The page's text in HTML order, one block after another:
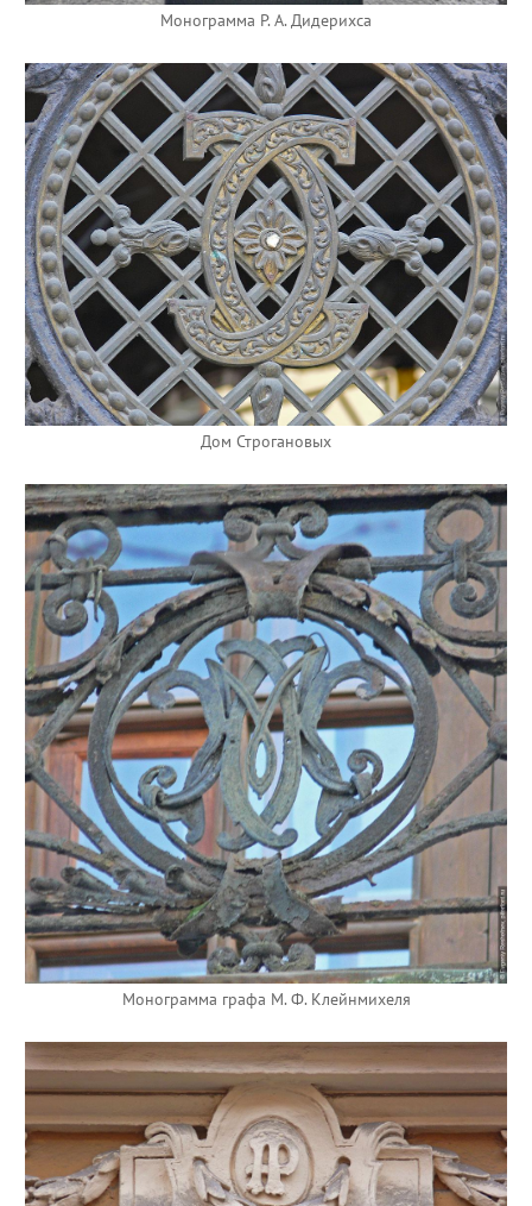
Монограмма Р. А. Дидерихса
Дом Строгановых
Монограмма графа М. Ф. Клейнмихеля